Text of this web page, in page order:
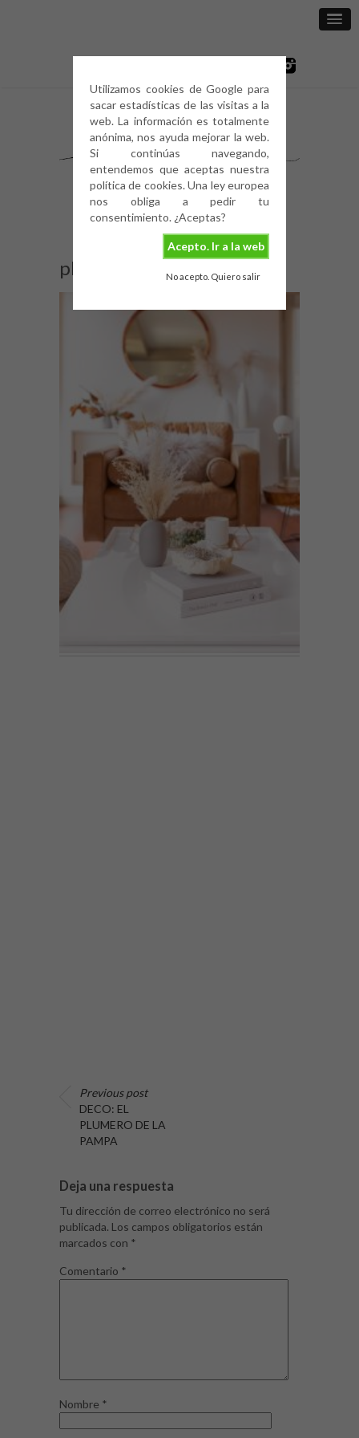
Utilizamos cookies de Google para
sacar estadísticas de las visitas a la
web. La información es totalmente
anónima, nos ayuda mejorar la web.
Si continúas navegando,
entendemos que aceptas nuestra
política de cookies. Una ley europea
nos obliga a pedir tu
consentimiento. ¿Aceptas?
Acepto. Ir a la web
No acepto. Quiero salir
plumero-de-la-pampa-2
Previous post
DECO: EL
PLUMERO DE LA
PAMPA
Deja una respuesta
Tu dirección de correo electrónico no será
publicada. Los campos obligatorios están
marcados con *
Comentario *
Nombre *